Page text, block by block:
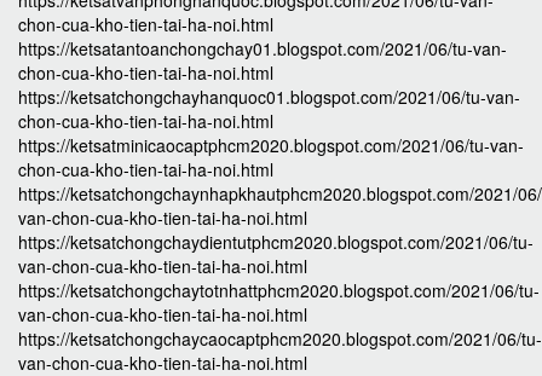
chon-cua-kho-tien-tai-ha-noi.html
https://ketsatantoanchongchay01.blogspot.com/2021/06/tu-van-
chon-cua-kho-tien-tai-ha-noi.html
https://ketsatchongchayhanquoc01.blogspot.com/2021/06/tu-van-
chon-cua-kho-tien-tai-ha-noi.html
https://ketsatminicaocaptphcm2020.blogspot.com/2021/06/tu-van-
chon-cua-kho-tien-tai-ha-noi.html
https://ketsatchongchaynhapkhautphcm2020.blogspot.com/2021/
van-chon-cua-kho-tien-tai-ha-noi.html
https://ketsatchongchaydientutphcm2020.blogspot.com/2021/06/tu-
van-chon-cua-kho-tien-tai-ha-noi.html
https://ketsatchongchaytotnhattphcm2020.blogspot.com/2021/06/tu-
van-chon-cua-kho-tien-tai-ha-noi.html
https://ketsatchongchaycaocaptphcm2020.blogspot.com/2021/06/tu-
van-chon-cua-kho-tien-tai-ha-noi.html